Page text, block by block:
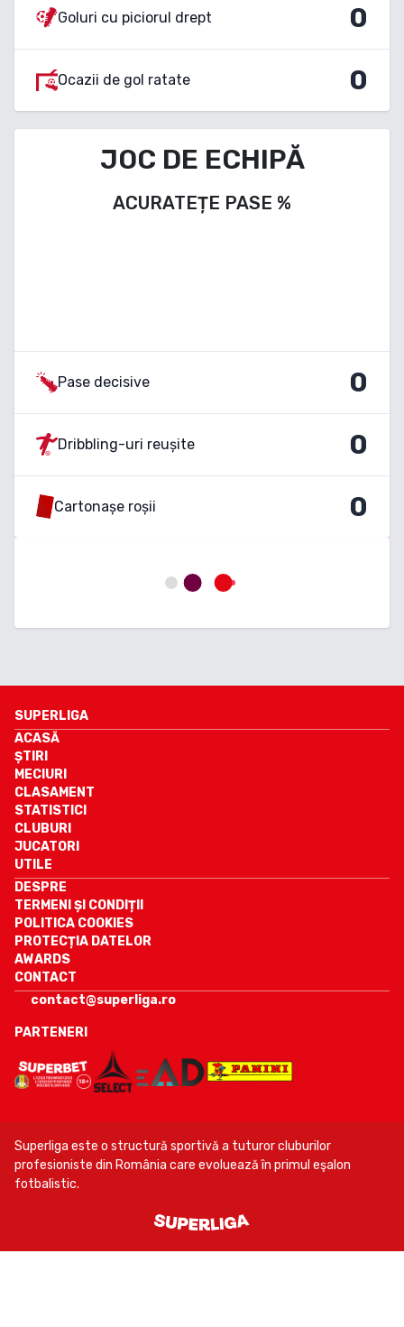
Goluri cu piciorul drept 0
Ocazii de gol ratate 0
JOC DE ECHIPĂ
ACURATEȚE PASE %
Pase decisive 0
Dribbling-uri reușite 0
Cartonașe roșii 0
SUPERLIGA
ACASĂ
ȘTIRI
MECIURI
CLASAMENT
STATISTICI
CLUBURI
JUCATORI
UTILE
DESPRE
TERMENI ȘI CONDIȚII
POLITICA COOKIES
PROTECȚIA DATELOR
AWARDS
CONTACT
contact@superliga.ro
PARTENERI
Superliga este o structură sportivă a tuturor cluburilor
profesioniste din România care evoluează în primul eşalon
fotbalistic.